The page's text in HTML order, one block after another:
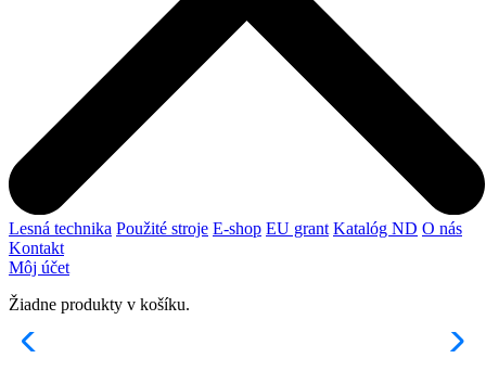
Lesná technika Použité stroje E-shop EU grant Katalóg ND O nás
Kontakt
Môj účet
Žiadne produkty v košíku.